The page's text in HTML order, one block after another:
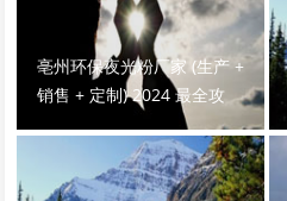
亳州环保夜光粉厂家 (生产 +
销售 + 定制) 2024 最全攻